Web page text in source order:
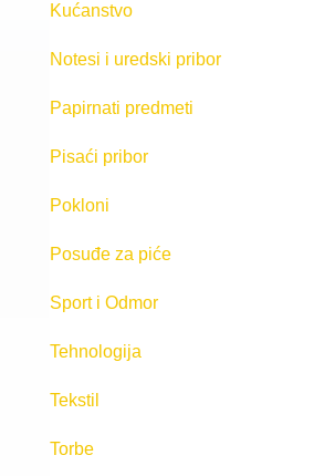
Kućanstvo
Notesi i uredski pribor
Papirnati predmeti
Pisaći pribor
Pokloni
Posuđe za piće
Sport i Odmor
Tehnologija
Tekstil
Torbe